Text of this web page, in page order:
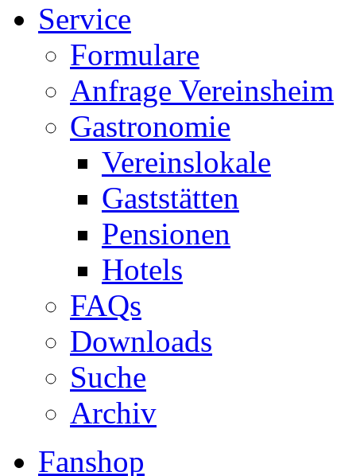
Service
Formulare
Anfrage Vereinsheim
Gastronomie
Vereinslokale
Gaststätten
Pensionen
Hotels
FAQs
Downloads
Suche
Archiv
Fanshop